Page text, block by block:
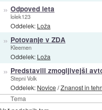
Tema
» Odpoved leta
lolek123
Oddelek: Loža
» Potovanje v ZDA
Kleemen
Oddelek: Loža
» Predstavili zmogljivejši
Stepni Volk
Oddelek: Novice/Znanost in